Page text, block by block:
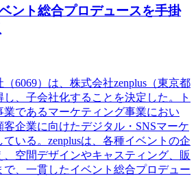
ント総合プロデュースを手掛
6069）は、株式会社zenplus（東京都
、子会社化することを決定した。ト
業であるマーケティング事業におい
企業に向けたデジタル・SNSマーケ
いる。zenplusは、各種イベントの企
空間デザインやキャスティング、販
、一貫したイベント総合プロデュー